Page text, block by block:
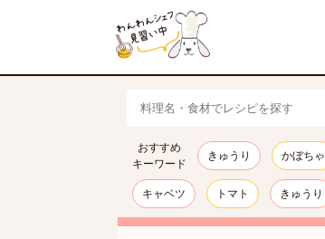
おすすめ
キーワード
きゅうり かぼちゃ
キャベツ トマト きゅうり